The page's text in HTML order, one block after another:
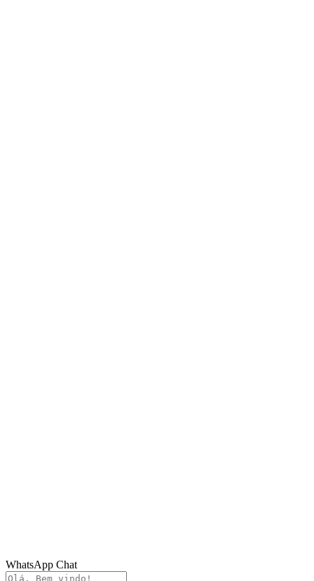
WhatsApp Chat